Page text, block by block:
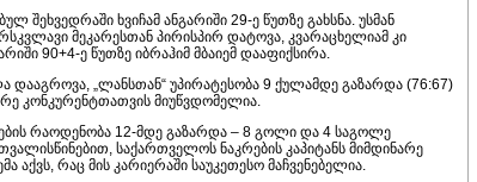
შეხვედრაში ხვიჩამ ანგარიში 29-ე წუთზე გახსნა. უსმან
მეკარესთან პირისპირ დატოვა, კვარაცხელიამ კი
90+4-ე წუთზე იბრაჰიმ მბაიემ დააფიქსირა.
დააგროვა, „ლანსთან“ უპირატესობა 9 ქულამდე გაზარდა (76:67)
კონკურენტთათვის მიუწვდომელია.
რაოდენობა 12-მდე გაზარდა – 8 გოლი და 4 საგოლე
საქართველოს ნაკრების კაპიტანს მიმდინარე
აქვს, რაც მის კარიერაში საუკეთესო მაჩვენებელია.